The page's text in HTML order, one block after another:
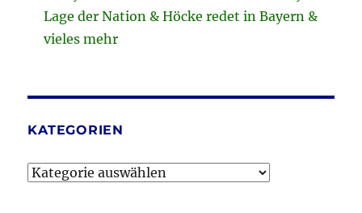
Lage der Nation & Höcke redet in Bayern &
vieles mehr
KATEGORIEN
Kategorien